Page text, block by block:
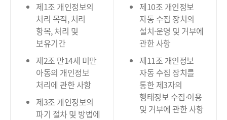
제1조 개인정보의
처리 목적, 처리
항목, 처리 및
보유기간
제2조 만14세 미만
아동의 개인정보
처리에 관한 사항
제3조 개인정보의
파기 절차 및 방법에
제10조 개인정보
자동 수집 장치의
설치·운영 및 거부에
관한 사항
제11조 개인정보
자동 수집 장치를
통한 제3자의
행태정보 수집·이용
및 거부에 관한 사항